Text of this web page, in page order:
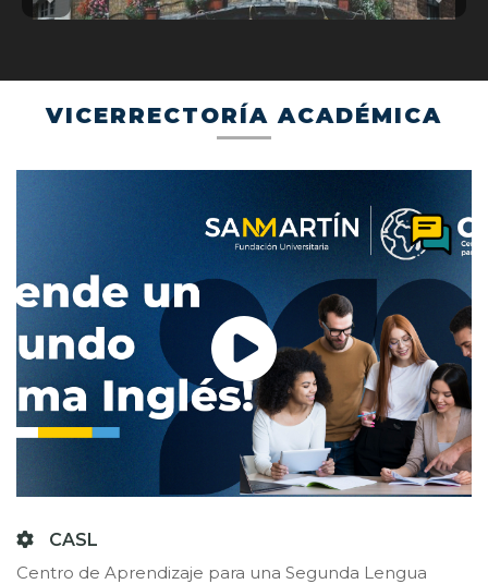
VICERRECTORÍA ACADÉMICA
CASL
Centro de Aprendizaje para una Segunda Lengua